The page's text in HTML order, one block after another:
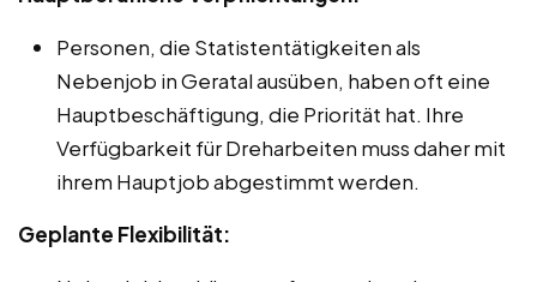
Personen, die Statistentätigkeiten als
Nebenjob in Geratal ausüben, haben oft eine
Hauptbeschäftigung, die Priorität hat. Ihre
Verfügbarkeit für Dreharbeiten muss daher mit
ihrem Hauptjob abgestimmt werden.
Geplante Flexibilität: